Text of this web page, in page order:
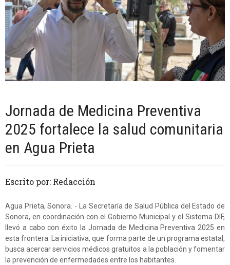
Jornada de Medicina Preventiva
2025 fortalece la salud comunitaria
en Agua Prieta
Escrito por: Redacción
Agua Prieta, Sonora. - La Secretaría de Salud Pública del Estado de
Sonora, en coordinación con el Gobierno Municipal y el Sistema DIF,
llevó a cabo con éxito la Jornada de Medicina Preventiva 2025 en
esta frontera. La iniciativa, que forma parte de un programa estatal,
busca acercar servicios médicos gratuitos a la población y fomentar
la prevención de enfermedades entre los habitantes.